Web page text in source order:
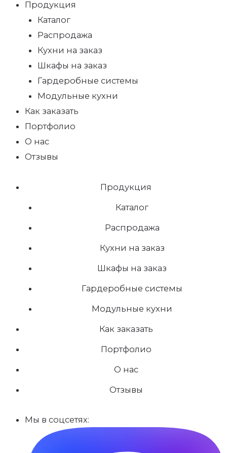
Продукция
Каталог
Распродажа
Кухни на заказ
Шкафы на заказ
Гардеробные системы
Модульные кухни
Как заказать
Портфолио
О нас
Отзывы
Продукция
Каталог
Распродажа
Кухни на заказ
Шкафы на заказ
Гардеробные системы
Модульные кухни
Как заказать
Портфолио
О нас
Отзывы
Мы в соцсетях: